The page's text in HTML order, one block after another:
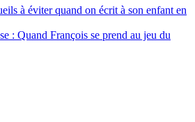
à éviter quand on écrit à son enfant en
: Quand François se prend au jeu du